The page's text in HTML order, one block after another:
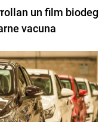
un film
vacuna